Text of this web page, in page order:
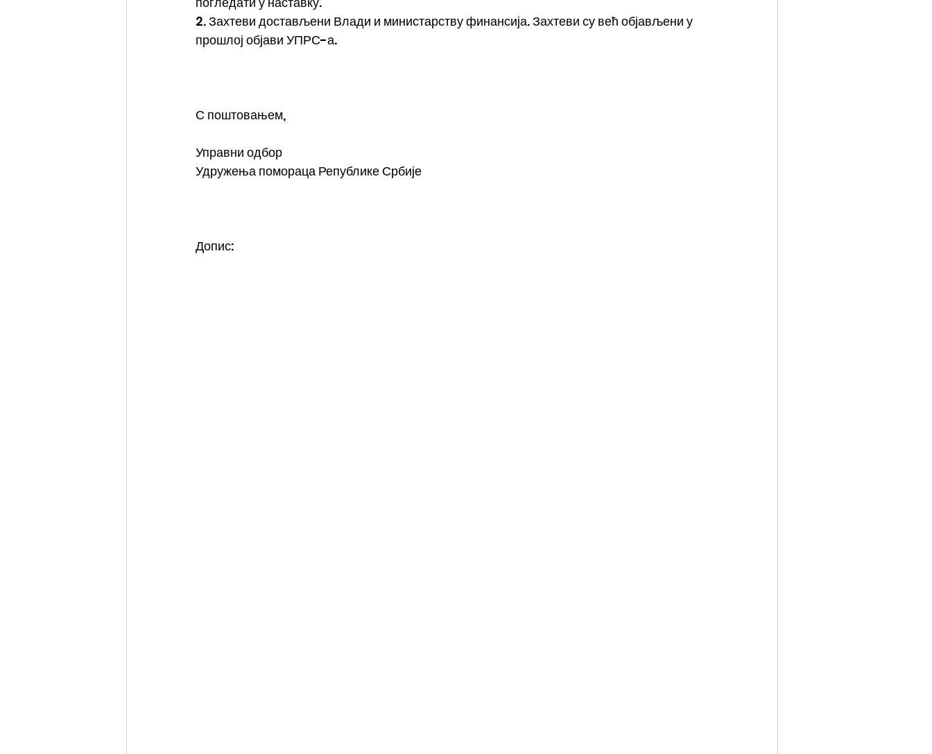
2. Захтеви достављени Влади и министарству финансија. Захтеви су већ објављени у
прошлој објави УПРС-а.
С поштовањем,
Управни одбор
Удружења помораца Републике Србије
Допис: